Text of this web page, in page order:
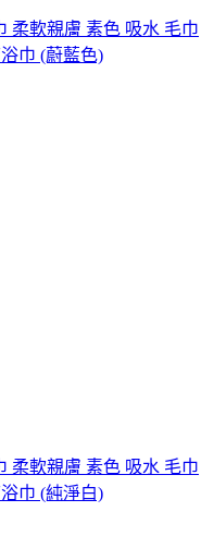
柔軟親膚 素色 吸水 毛巾
巾 (蔚藍色)
柔軟親膚 素色 吸水 毛巾
巾 (純淨白)